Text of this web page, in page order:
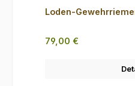
Loden-
Regulärer Preis:
79,00 €